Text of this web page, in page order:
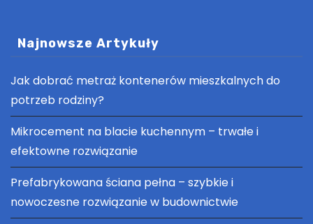
Najnowsze Artykuły
Jak dobrać metraż kontenerów mieszkalnych do
potrzeb rodziny?
Mikrocement na blacie kuchennym – trwałe i
efektowne rozwiązanie
Prefabrykowana ściana pełna – szybkie i
nowoczesne rozwiązanie w budownictwie